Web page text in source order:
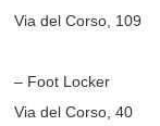
Via del Corso, 109
– Foot Locker
Via del Corso, 40